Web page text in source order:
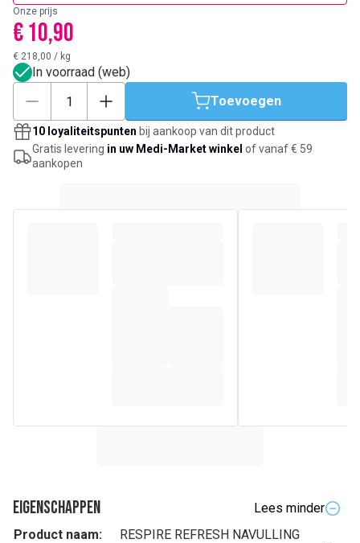
Onze prijs
€ 10,90
€ 218,00 / kg
In voorraad (web)
Toevoegen
10 loyaliteitspunten bij aankoop van dit product
Gratis levering in uw Medi-Market winkel of vanaf € 59
aankopen
Eigenschappen
Lees minder
Product naam:
RESPIRE REFRESH NAVULLING